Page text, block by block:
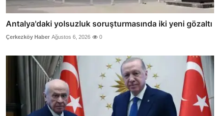
Antalya'daki yolsuzluk soruşturmasında iki yeni gözaltı
Çerkezköy Haber Ağustos 6, 2026 0